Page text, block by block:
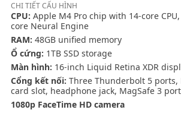
CHI TIẾTCẤU HÌNH
CPU: Apple M4 Pro chip with 14-core CPU,
core Neural Engine
RAM: 48GB unified memory
Ổ cứng: 1TB SSD storage
Màn hình: 16-inch Liquid Retina XDR
Cổng kết nối: Three Thunderbolt 5 ports,
card slot, headphone jack, MagSafe 3 port
1080p FaceTime HD camera